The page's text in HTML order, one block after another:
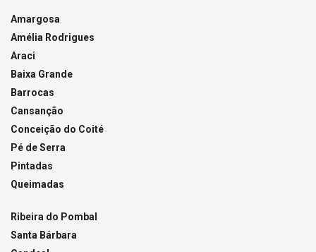
Amargosa
Amélia Rodrigues
Araci
Baixa Grande
Barrocas
Cansanção
Conceição do Coité
Pé de Serra
Pintadas
Queimadas
Ribeira do Pombal
Santa Bárbara